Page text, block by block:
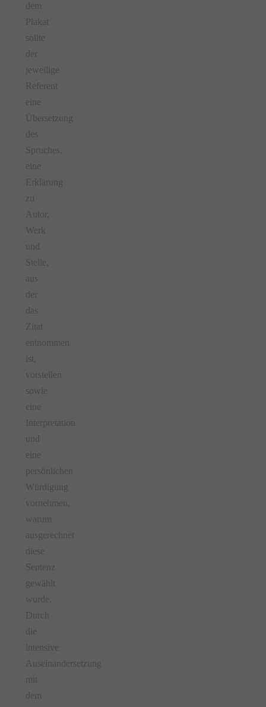
dem
Plakat
sollte
der
jeweilige
Referent
eine
Übersetzung
des
Spruches,
eine
Erklärung
zu
Autor,
Werk
und
Stelle,
aus
der
das
Zitat
entnommen
ist,
vorstellen
sowie
eine
Interpretation
und
eine
persönlichen
Würdigung
vornehmen,
warum
ausgerechnet
diese
Sentenz
gewählt
wurde.
Durch
die
intensive
Auseinandersetzung
mit
dem